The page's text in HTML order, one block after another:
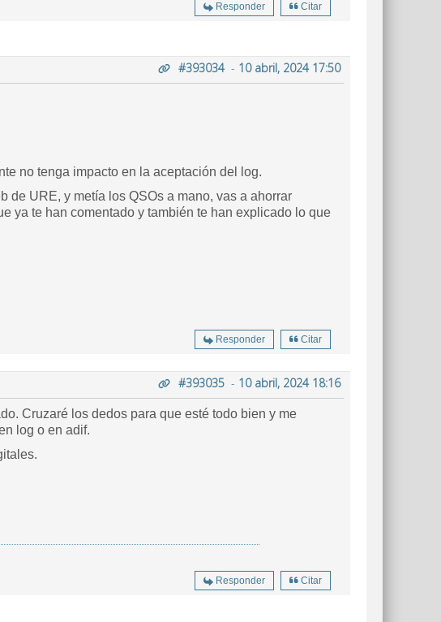
Responder Citar
#393034- 10 abril, 2024 17:50
no tenga impacto en la aceptación del log.
de URE, y metía los QSOs a mano, vas a ahorrar
ya te han comentado y también te han explicado lo que
Responder Citar
#393035 - 10 abril, 2024 18:16
Cruzaré los dedos para que esté todo bien y me
log o en adif.
Responder Citar